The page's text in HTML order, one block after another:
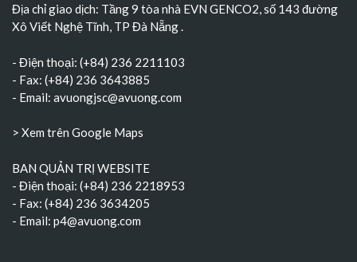
Địa chỉ giao dịch: Tầng 9 tòa nhà EVN GENCO2, số 143 đường
Xô Viết Nghệ Tĩnh, TP Đà Nẵng.
- Điện thoại: (+84) 236 2211103
- Fax: (+84) 236 3643885
- Email: avuongjsc@avuong.com
> Xem trên Google Maps
BAN QUẢN TRỊ WEBSITE
- Điện thoại: (+84) 236 2218953
- Fax: (+84) 236 3634205
- Email: p4@avuong.com